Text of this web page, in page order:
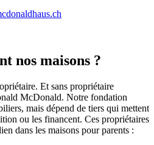
nos maisons ?
Et sans propriétaire
McDonald. Notre fondation
mais dépend de tiers qui mettent
ou les financent. Ces propriétaires
dans les maisons pour parents :